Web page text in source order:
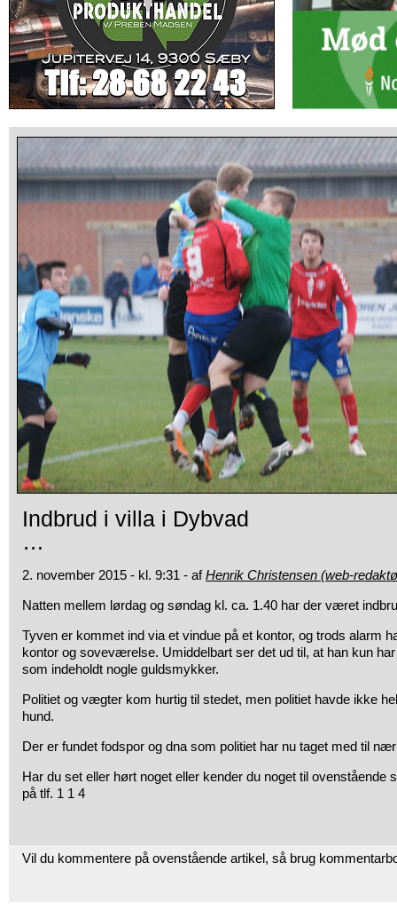
Indbrud i villa i Dybvad
…
2. november 2015 - kl. 9:31 - afHenrik Christensen (web-
Natten mellem lørdag og søndag kl. ca. 1.40 har der været
Tyven er kommet ind via et vindue på et kontor, og trods alarm
kontor og soveværelse. Umiddelbart ser det ud til, at han kun
som indeholdt nogle guldsmykker.
Politiet og vægter kom hurtig til stedet, men politiet havde ikke
hund.
Der er fundet fodspor og dna som politiet har nu taget med til
Har du set eller hørt noget eller kender du noget til ovenstående
på tlf. 1 1 4
Vil du kommentere på ovenstående artikel, så brug